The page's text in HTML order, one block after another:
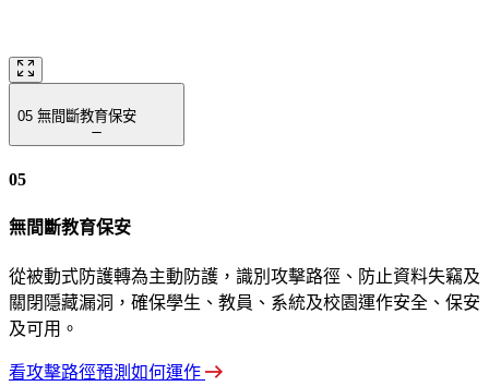
05 無間斷教育保安
05
無間斷教育保安
從被動式防護轉為主動防護，識別攻擊路徑、防止資料失竊及
關閉隱藏漏洞，確保學生、教員、系統及校園運作安全、保安
及可用。
看攻擊路徑預測如何運作